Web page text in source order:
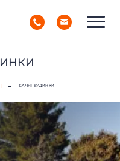
РУС
УКР
ДАЧНІ БУДИНКИ